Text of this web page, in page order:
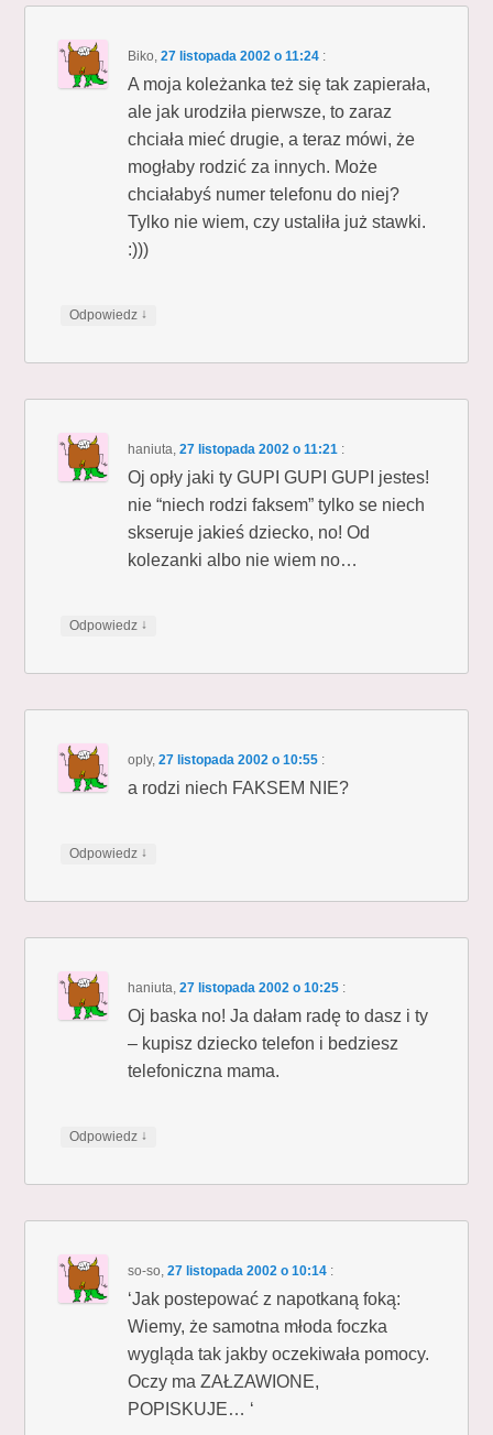
Biko,27 listopada 2002 o 11:24 :
A moja koleżanka też się tak zapierała,
ale jak urodziła pierwsze, to zaraz
chciała mieć drugie, a teraz mówi, że
mogłaby rodzić za innych. Może
chciałabyś numer telefonu do niej?
Tylko nie wiem, czy ustaliła już stawki.
:)))
Odpowiedz ↓
haniuta,27 listopada 2002 o 11:21 :
Oj opły jaki ty GUPI GUPI GUPI jestes!
nie “niech rodzi faksem” tylko se niech
skseruje jakieś dziecko, no! Od
kolezanki albo nie wiem no…
Odpowiedz ↓
oply,27 listopada 2002 o 10:55 :
a rodzi niech FAKSEM NIE?
Odpowiedz ↓
haniuta,27 listopada 2002 o 10:25 :
Oj baska no! Ja dałam radę to dasz i ty
– kupisz dziecko telefon i bedziesz
telefoniczna mama.
Odpowiedz ↓
so-so,27 listopada 2002 o 10:14 :
‘Jak postepować z napotkaną foką:
Wiemy, że samotna młoda foczka
wygląda tak jakby oczekiwała pomocy.
Oczy ma ZAŁZAWIONE,
POPISKUJE… ‘